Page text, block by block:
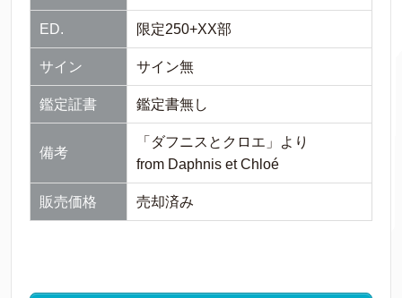
ED. 限定250+XX部
サイン サイン無
鑑定証書 鑑定書無し
備考
「ダフニスとクロエ」より
from Daphnis et Chloé
販売価格 売却済み